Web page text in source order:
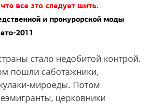
все это следует шить.
и прокурорской моды
2011
стало недобитой контрой.
пошли саботажники,
мироеды. Потом
церковники